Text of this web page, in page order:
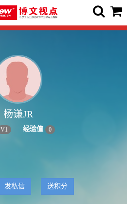
杨谦JR
V1 经验值 0
发私信 送积分